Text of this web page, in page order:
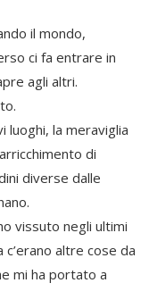
il mondo,
ci fa entrare in
agli altri.
luoghi, la meraviglia
di
diverse dalle
vissuto negli ultimi
altre cose da
mi ha portato a